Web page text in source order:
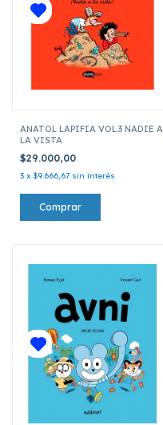
ANATOL LAPIFIA VOL.3 NADIE A
LA VISTA
$29.000,00
3 x $9.666,67 sin interés